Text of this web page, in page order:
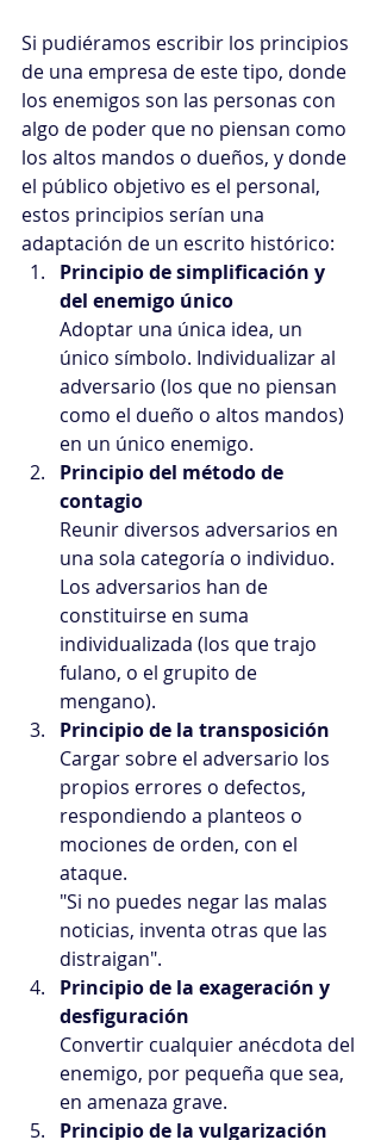
Si pudiéramos escribir los principios
de una empresa de este tipo, donde
los enemigos son las personas con
algo de poder que no piensan como
los altos mandos o dueños, y donde
el público objetivo es el personal,
estos principios serían una
adaptación de un escrito histórico:
Principio de simplificación y
del enemigo único
Adoptar una única idea, un
único símbolo. Individualizar al
adversario (los que no piensan
como el dueño o altos mandos)
en un único enemigo.
Principio del método de
contagio
Reunir diversos adversarios en
una sola categoría o individuo.
Los adversarios han de
constituirse en suma
individualizada (los que trajo
fulano, o el grupito de
mengano).
Principio de la transposición
Cargar sobre el adversario los
propios errores o defectos,
respondiendo a planteos o
mociones de orden, con el
ataque.
"Si no puedes negar las malas
noticias, inventa otras que las
distraigan".
Principio de la exageración y
desfiguración
Convertir cualquier anécdota del
enemigo, por pequeña que sea,
en amenaza grave.
Principio de la vulgarización